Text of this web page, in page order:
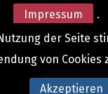
Impressum
.
der Seite
von Cookies
Akzeptieren